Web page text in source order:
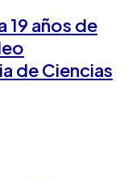
19 años de
de Ciencias